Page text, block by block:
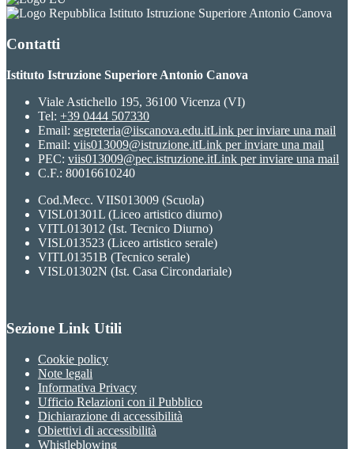
Istituto Istruzione Superiore Antonio Canova
Contatti
Istituto Istruzione Superiore Antonio Canova
Viale Astichello 195, 36100 Vicenza (VI)
Tel: +39 0444 507330
Email: segreteria@iiscanova.edu.itLink per inviare una mail
Email: viis013009@istruzione.itLink per inviare una mail
PEC: viis013009@pec.istruzione.itLink per inviare una mail
C.F.: 80016610240
Cod.Mecc. VIIS013009 (Scuola)
VISL01301L (Liceo artistico diurno)
VITL013012 (Ist. Tecnico Diurno)
VISL013523 (Liceo artistico serale)
VITL01351B (Tecnico serale)
VISL01302N (Ist. Casa Circondariale)
Sezione Link Utili
Cookie policy
Note legali
Informativa Privacy
Ufficio Relazioni con il Pubblico
Dichiarazione di accessibilità
Obiettivi di accessibilità
Whistleblowing